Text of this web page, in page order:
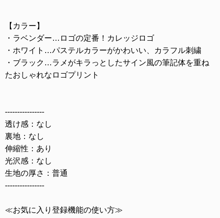
【カラー】
・ラベンダー…ロゴの定番！カレッジロゴ
・ホワイト…パステルカラーがかわいい、カラフル刺繍
・ブラック…ラメがキラっとしたサイン風の筆記体を重ね
たおしゃれなロゴプリント
----------------
透け感：なし
裏地：なし
伸縮性：あり
光沢感：なし
生地の厚さ：普通
----------------
≪お気に入り登録機能の使い方≫